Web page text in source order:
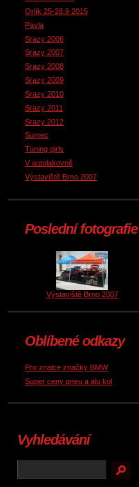
Orlík 25-28.9 2015
Pavla
Srazy 2006
Srazy 2007
Srazy 2008
Srazy 2009
Srazy 2010
Srazy 2011
Srazy 2012
Sumec
Tuning girls
V autolakovně
Výstaviště Brno 2007
Poslední fotografie
Výstaviště Brno 2007
Oblíbené odkazy
Pro znalce značky BMW
Super ceny pneu a alu kol
Vyhledávání